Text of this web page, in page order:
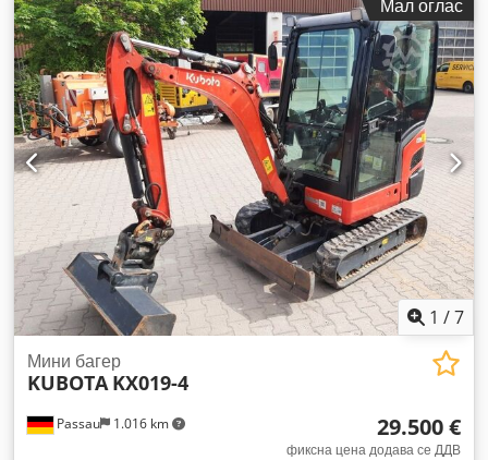
Мал оглас
1 /7
Passau 1.016 km
Мини багер
KUBOTA KX019-4
29.500 €
фиксна цена додава се ДДВ